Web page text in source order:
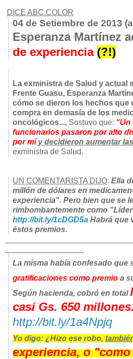
DICE ABC.COLOR
04 de Setiembre de 2013
Esperanza Martínez
de experiencia (?!)
La exministra de Salud y actual
Frente Guasu, Esperanza
cómo se dieron los hechos que
compra en demasía de los
oncológicos..., Sostuvo que: "Un
funcionarios pasaron por alto
por mí y decidieron aumentar
exministra de Salud.
UN COMENTARISTA DIJO:Ella
millón de dólares en
experiencia". Pero bien que se
rimbombantemente como
http://bit.ly/1cDGD5a Habrá que
éstos premios.
La misma había confesado que
gratificaciones como premio a
Según hacienda, cobró en total
casi Gs. 650 millones.
http://bit.ly/1a4Npjq
Yo digo: ¿Hizo ese robo,
experiencia, o